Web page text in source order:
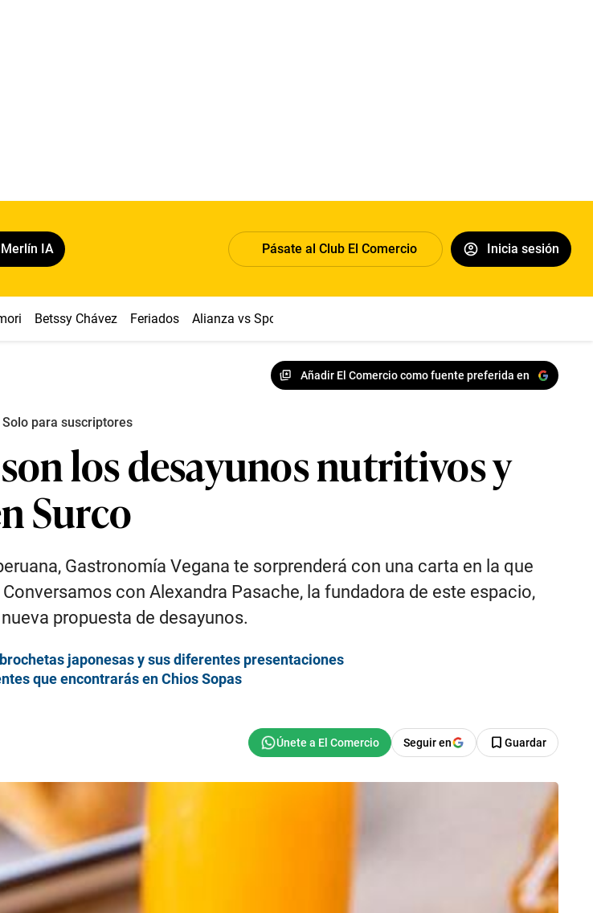
IA Pásate al Club El Comercio Inicia sesión
Betssy Chávez Feriados Alianza vs Sport Boys
Añadir El Comercio como fuente preferida en
Solo para suscriptores
los desayunos nutritivos y
Surco
Gastronomía Vegana te sorprenderá con una carta en la que
con Alexandra Pasache, la fundadora de este espacio,
propuesta de desayunos.
japonesas y sus diferentes presentaciones
que encontrarás en Chios Sopas
Seguir en Guardar